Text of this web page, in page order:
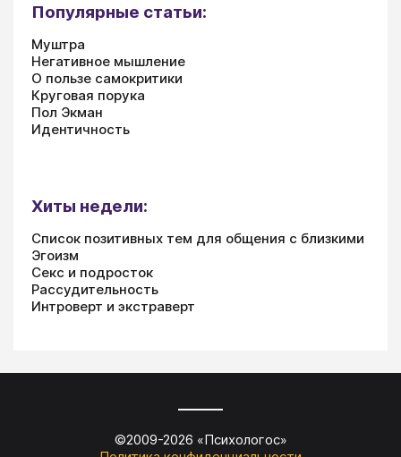
Популярные статьи:
Муштра
Негативное мышление
О пользе самокритики
Круговая порука
Пол Экман
Идентичность
Хиты недели:
Список позитивных тем для общения с близкими
Эгоизм
Секс и подросток
Рассудительность
Интроверт и экстраверт
©2009-2026 «Психологос»